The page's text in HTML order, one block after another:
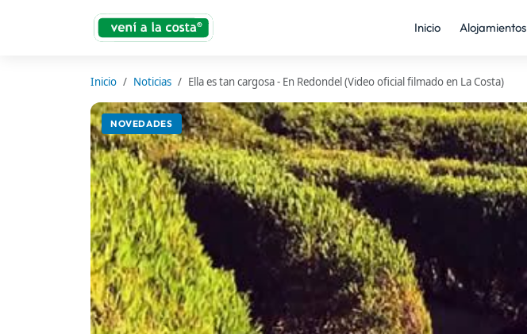
Inicio Alojamientos
Inicio Noticias Ella es tan cargosa - En Redondel (Video oficial filmado en La Costa)
NOVEDADES